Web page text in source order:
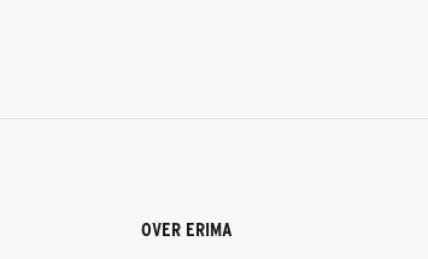
OVER ERIMA